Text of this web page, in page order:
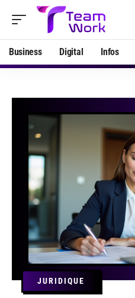
Business Digital Infos
JURIDIQUE